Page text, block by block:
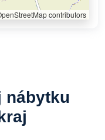
contributors
nábytku